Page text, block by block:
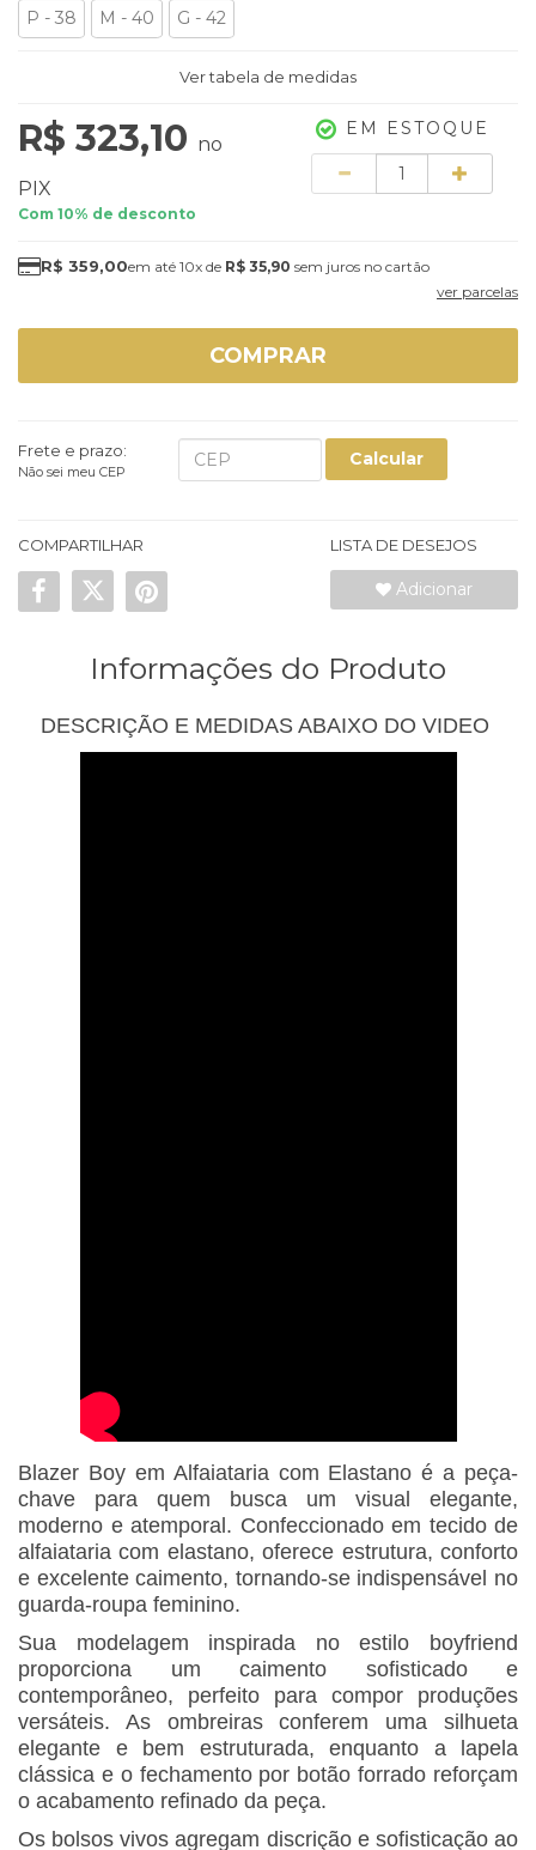
P - 38 M - 40 G - 42
Ver tabela de medidas
R$ 323,10 no
PIX
Com 10% de desconto
EM ESTOQUE
R$ 359,00 10x de R$ 35,90 sem juros
ver parcelas
COMPRAR
Frete e prazo:
Não sei meu CEP
Calcular
COMPARTILHAR LISTA DE DESEJOS
Adicionar
Informações do Produto
DESCRIÇÃO E MEDIDAS ABAIXO DO VIDEO
Blazer Boy em Alfaiataria com Elastano é a peça-
chave para quem busca um visual elegante,
moderno e atemporal. Confeccionado em tecido de
alfaiataria com elastano, oferece estrutura, conforto
e excelente caimento, tornando-se indispensável no
guarda-roupa feminino.
Sua modelagem inspirada no estilo boyfriend
proporciona um caimento sofisticado e
contemporâneo, perfeito para compor produções
versáteis. As ombreiras conferem uma silhueta
elegante e bem estruturada, enquanto a lapela
clássica e o fechamento por botão forrado reforçam
o acabamento refinado da peça.
Os bolsos vivos agregam discrição e sofisticação ao